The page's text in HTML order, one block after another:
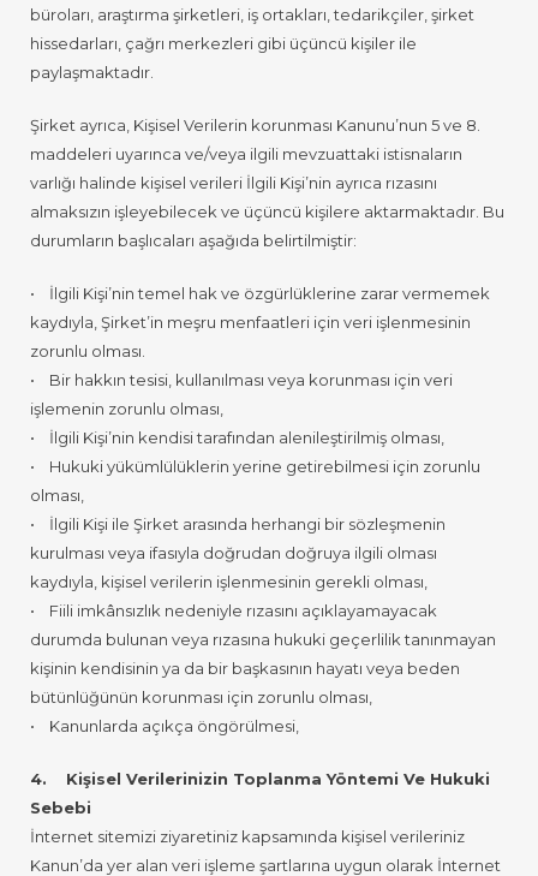
büroları, araştırma şirketleri, iş ortakları, tedarikçiler, şirket
hissedarları, çağrı merkezleri gibi üçüncü kişiler ile
paylaşmaktadır.
Şirket ayrıca, Kişisel Verilerin korunması Kanunu’nun 5 ve 8.
maddeleri uyarınca ve/veya ilgili mevzuattaki istisnaların
varlığı halinde kişisel verileri İlgili Kişi’nin ayrıca rızasını
almaksızın işleyebilecek ve üçüncü kişilere aktarmaktadır. Bu
durumların başlıcaları aşağıda belirtilmiştir:
• İlgili Kişi’nin temel hak ve özgürlüklerine zarar vermemek
kaydıyla, Şirket’in meşru menfaatleri için veri işlenmesinin
zorunlu olması.
• Bir hakkın tesisi, kullanılması veya korunması için veri
işlemenin zorunlu olması,
• İlgili Kişi’nin kendisi tarafından alenileştirilmiş olması,
• Hukuki yükümlülüklerin yerine getirebilmesi için zorunlu
olması,
• İlgili Kişi ile Şirket arasında herhangi bir sözleşmenin
kurulması veya ifasıyla doğrudan doğruya ilgili olması
kaydıyla, kişisel verilerin işlenmesinin gerekli olması,
• Fiili imkânsızlık nedeniyle rızasını açıklayamayacak
durumda bulunan veya rızasına hukuki geçerlilik tanınmayan
kişinin kendisinin ya da bir başkasının hayatı veya beden
bütünlüğünün korunması için zorunlu olması,
• Kanunlarda açıkça öngörülmesi,
4. Kişisel Verilerinizin Toplanma Yöntemi Ve Hukuki
Sebebi
İnternet sitemizi ziyaretiniz kapsamında kişisel verileriniz
Kanun’da yer alan veri işleme şartlarına uygun olarak İnternet